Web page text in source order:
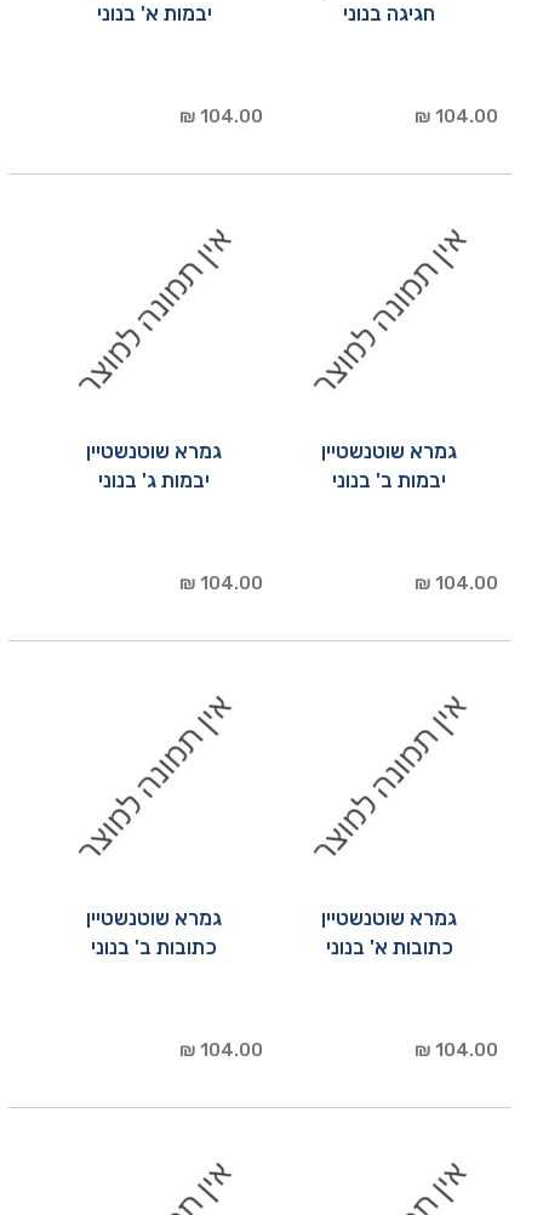
חגיגה בנוני
104.00 ₪
יבמות א' בנוני
104.00 ₪
גמרא שוטנשטיין
יבמות ב' בנוני
104.00 ₪
גמרא שוטנשטיין
יבמות ג' בנוני
104.00 ₪
גמרא שוטנשטיין
כתובות א' בנוני
104.00 ₪
גמרא שוטנשטיין
כתובות ב' בנוני
104.00 ₪